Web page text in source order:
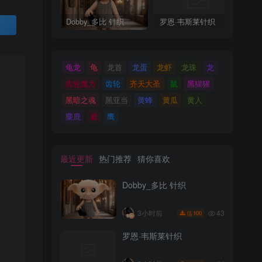
Dobby_多比 针织 罗恩·韦斯莱针织
龟龙 龟 龙首 龙蛋 龙虾 龙珠
龙
齿轮魔方
齿轮 齐天大圣 鼠
黑猩猩
黑暗之魂
黑亚当 黄蜂 黄瓜
黄人
麋鹿
鹿 鹰
最近更新 热门推荐 猜你喜欢
Dobby_多比 针织
3小时前 100 43
罗恩·韦斯莱针织